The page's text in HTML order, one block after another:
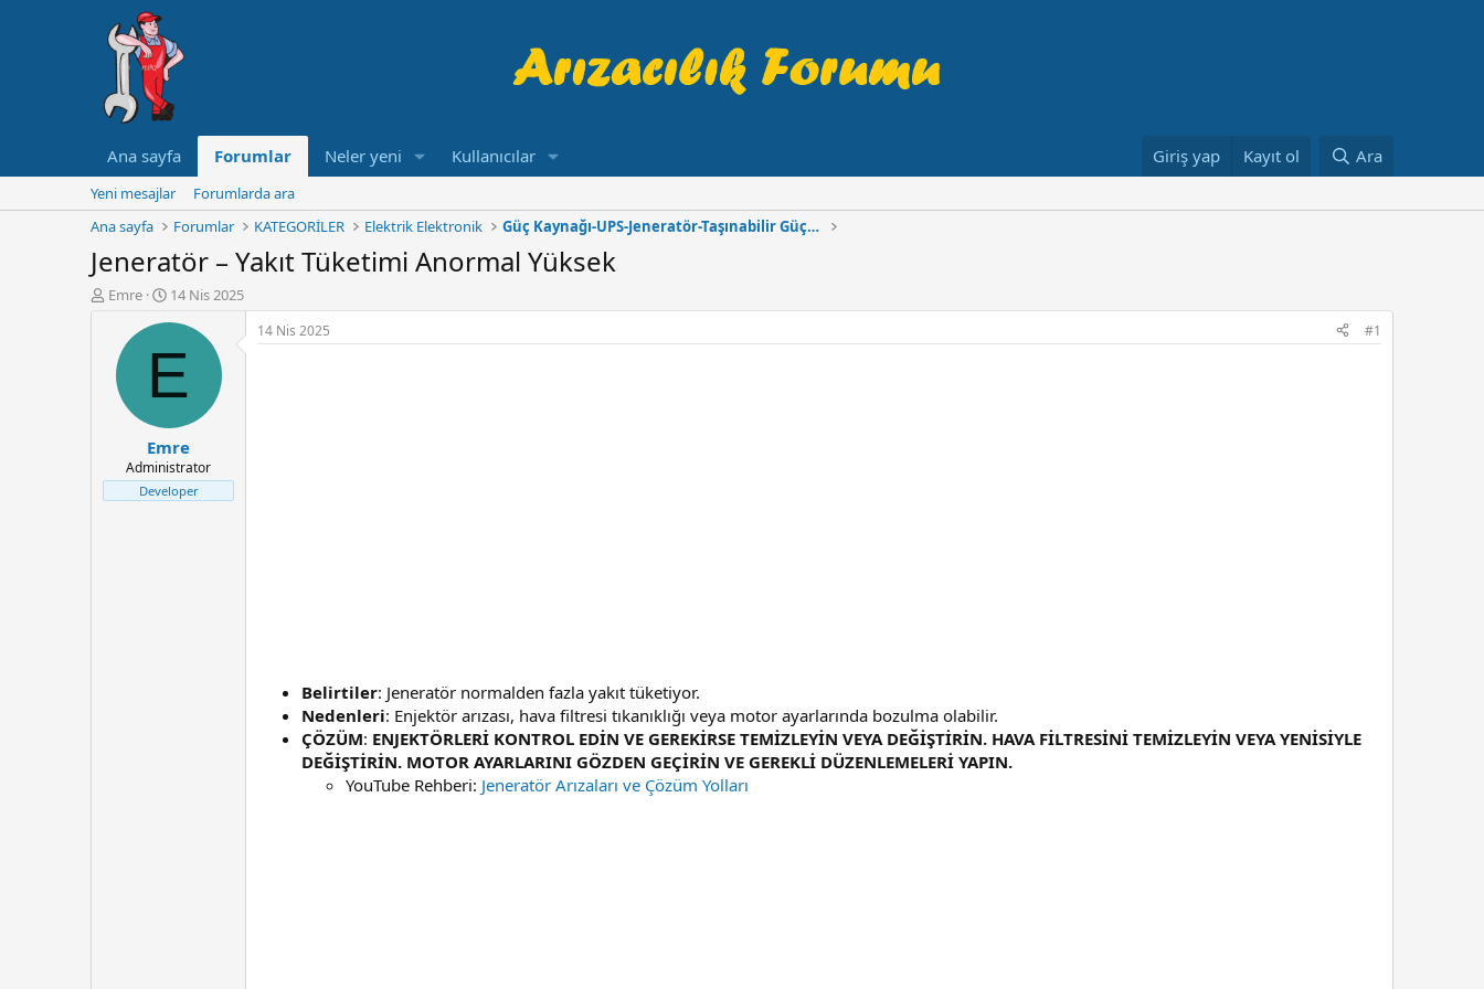
Ana sayfa Forumlar Neler yeni Kullanıcılar Giriş yap Kayıt ol Ara
Yeni mesajlar
Forumlarda ara
Ana sayfa
Forumlar KATEGORİLER Elektrik Elektronik Güç Kaynağı-UPS-Jeneratör-Taşınabilir Güç Kaynağı
Jeneratör – Yakıt Tüketimi Anormal Yüksek
K
Emre
B
l
a
n
ı
ç
t
a
14 Nis 2025
E
Emre
Administrator
Developer
14 Nis 2025 #1
Belirtiler: Jeneratör normalden fazla yakıt tüketiyor.
Nedenleri: Enjektör arızası, hava filtresi tıkanıklığı veya motor ayarlarında bozulma olabilir.
ÇÖZÜM: ENJEKTÖRLERİ KONTROL EDİN VE GEREKİRSE TEMİZLEYİN VEYA DEĞİŞTİRİN. HAVA FİLTRESİNİ TEMİZLEYİN VEYA YENİSİYLE
DEĞİŞTİRİN. MOTOR AYARLARINI GÖZDEN GEÇİRİN VE GEREKLİ DÜZENLEMELERİ YAPIN.
YouTube Rehberi: Jeneratör Arızaları ve Çözüm Yolları